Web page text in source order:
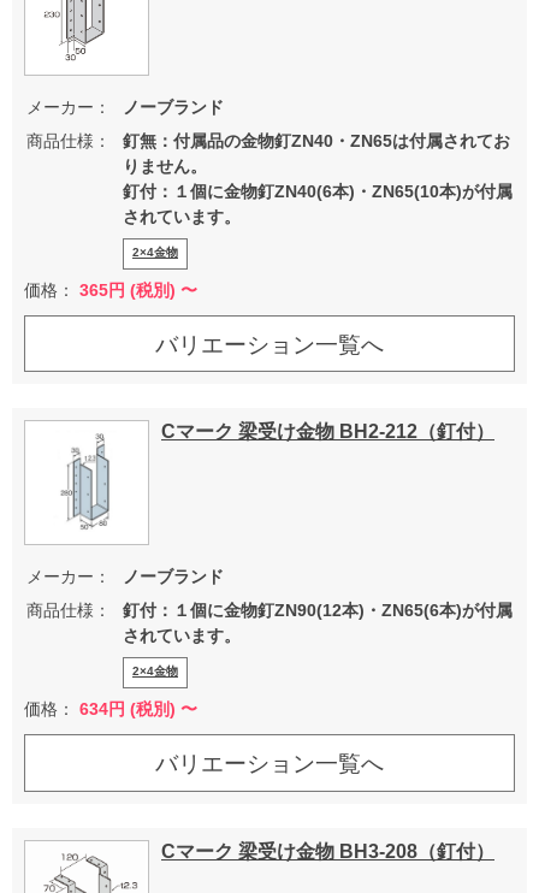
メーカー：
ノーブランド
商品仕様：
釘無：付属品の金物釘ZN40・ZN65は付属されてお
りません。
釘付：１個に金物釘ZN40(6本)・ZN65(10本)が付属
されています。
2×4金物
価格： 365円 (税別) 〜
バリエーション一覧へ
Cマーク 梁受け金物 BH2-212（釘付）
メーカー：
ノーブランド
商品仕様：
釘付：１個に金物釘ZN90(12本)・ZN65(6本)が付属
されています。
2×4金物
価格： 634円 (税別) 〜
バリエーション一覧へ
Cマーク 梁受け金物 BH3-208（釘付）